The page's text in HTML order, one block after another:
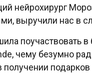
нейрохирург
выручили нас в
поучаствовать
чему безумно
получении